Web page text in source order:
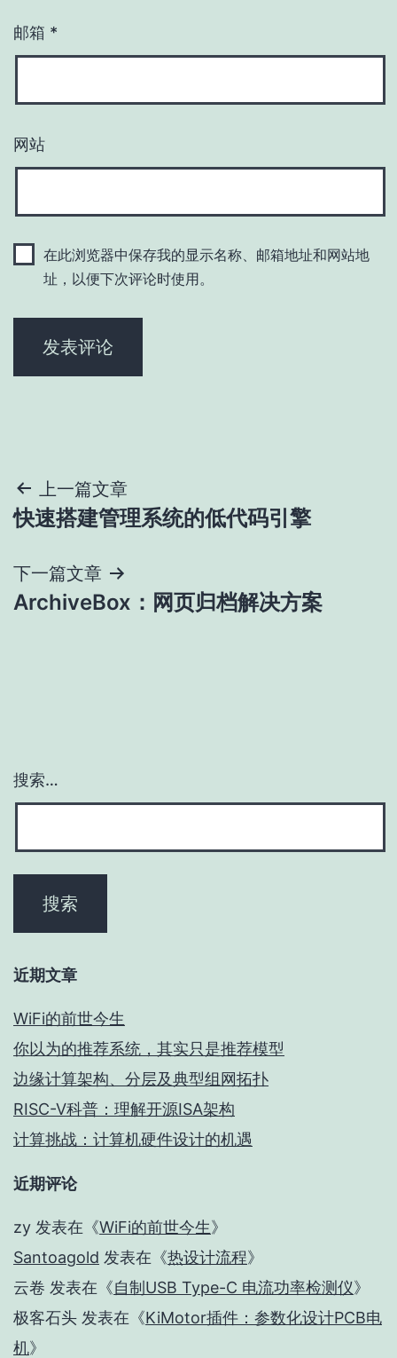
邮箱 *
网站
在此浏览器中保存我的显示名称、邮箱地址和网站地
址，以便下次评论时使用。
文
章
导
航
上一篇文章
快速搭建管理系统的低代码引擎
下一篇文章
ArchiveBox：网页归档解决方案
搜索…
近期文章
WiFi的前世今生
你以为的推荐系统，其实只是推荐模型
边缘计算架构、分层及典型组网拓扑
RISC-V科普：理解开源ISA架构
计算挑战：计算机硬件设计的机遇
近期评论
zy 发表在《WiFi的前世今生》
Santoagold 发表在《热设计流程》
云卷 发表在《自制USB Type-C 电流功率检测仪》
极客石头 发表在《KiMotor插件：参数化设计PCB电
机》